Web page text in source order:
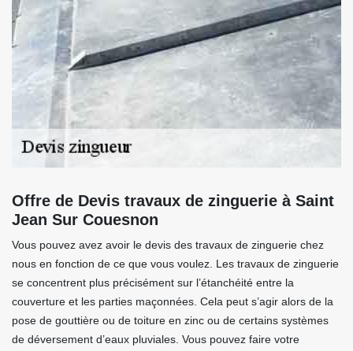
Offre de Devis travaux de zinguerie à Saint
Jean Sur Couesnon
Vous pouvez avez avoir le devis des travaux de zinguerie chez
nous en fonction de ce que vous voulez. Les travaux de zinguerie
se concentrent plus précisément sur l’étanchéité entre la
couverture et les parties maçonnées. Cela peut s’agir alors de la
pose de gouttière ou de toiture en zinc ou de certains systèmes
de déversement d’eaux pluviales. Vous pouvez faire votre